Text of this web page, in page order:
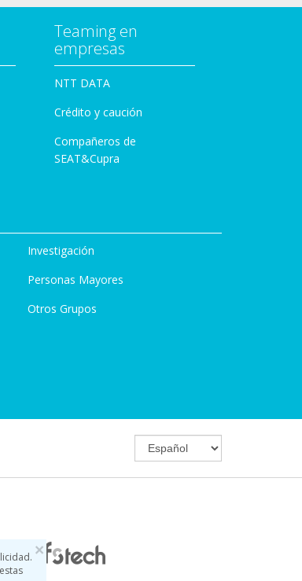
×
Teaming en
empresas
NTT DATA
Crédito y caución
Compañeros de
SEAT&Cupra
Investigación
Personas Mayores
Otros Grupos